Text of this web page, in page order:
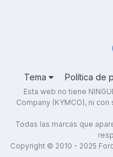
Tema Política de
Esta web no tiene
Company (KYMCO), ni
Todas las marcas que
Copyright © 2010 - 2025